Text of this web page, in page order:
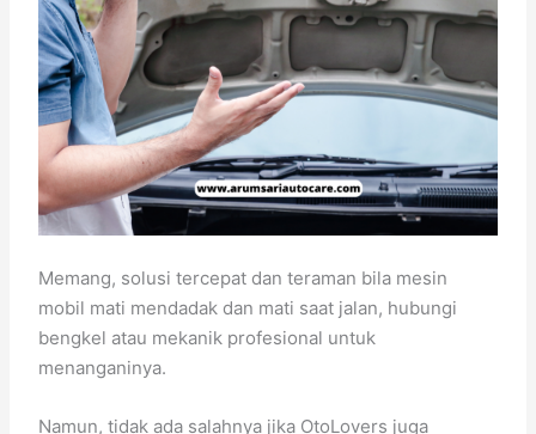
Memang, solusi tercepat dan teraman bila mesin
mobil mati mendadak dan mati saat jalan, hubungi
bengkel atau mekanik profesional untuk
menanganinya.
Namun, tidak ada salahnya jika OtoLovers juga